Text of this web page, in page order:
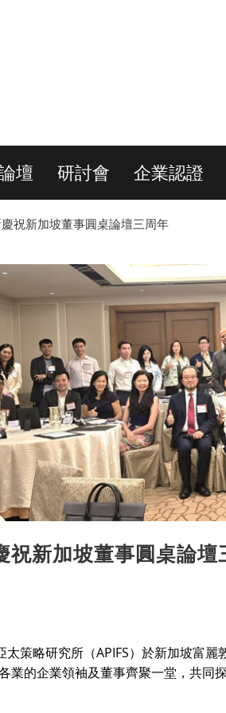
壇 研討會 企業認證
祝新加坡董事圓桌論壇三周年
祝新加坡董事圓桌論壇
太策略研究所（APIFS）於新加坡富
業的企業領袖及董事齊聚一堂，共同